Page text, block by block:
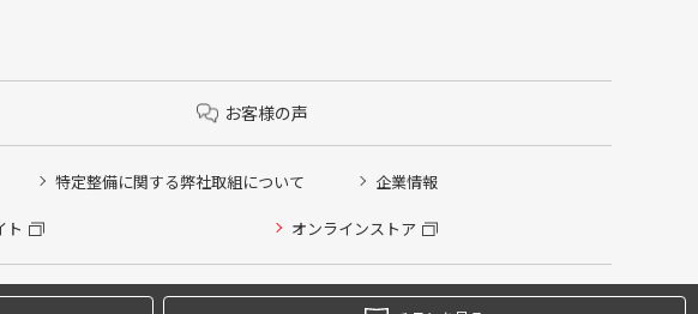
お客様の声
特定整備に関する弊社取組について 企業情報
ト オンラインストア
Reserved.